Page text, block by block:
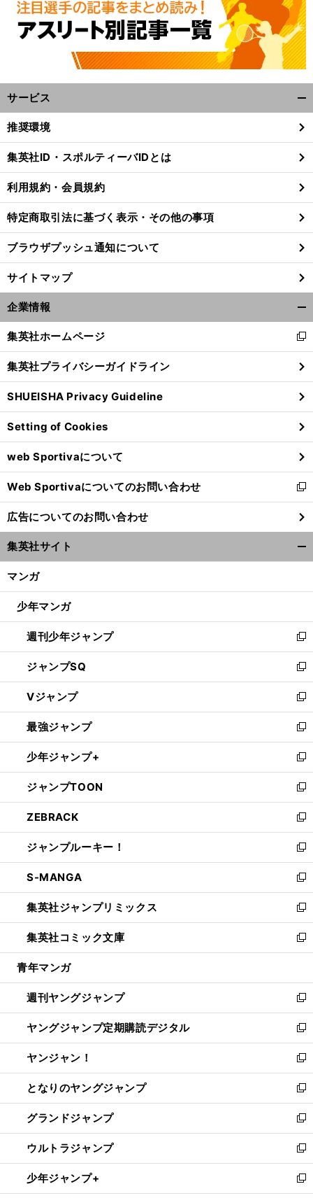
サービス
閉
る
推奨環境
集英社ID・スポルティーバIDとは
利用規約・会員規約
特定商取引法に基づく表示・その他の事項
ブラウザプッシュ通知について
サイトマップ
企業情報
閉
る
集英社ホームページ
新
し
い
ウ
ィ
ン
ド
ウ
で
開
く
集英社プライバシーガイドライン
SHUEISHA Privacy Guideline
Setting of Cookies
web Sportivaについて
Web Sportivaについてのお問い合わせ
新
し
い
ウ
ィ
ン
ウ
開
く
広告についてのお問い合わせ
集英社サイト
マンガ
少年マンガ
週刊少年ジャンプ
新
し
い
ウ
ィ
ン
ド
ウ
で
開
く
ジャンプSQ
新
し
い
ウ
ィ
ン
ド
ウ
で
開
く
Vジャンプ
新
し
い
ウ
ィ
ン
ド
ウ
で
開
く
最強ジャンプ
新
し
い
ウ
ィ
ン
ド
ウ
で
開
く
少年ジャンプ+
新
し
い
ウ
ィ
ン
ド
ウ
で
開
く
ジャンプTOON
新
し
い
ウ
ィ
ン
ド
ウ
で
開
く
ZEBRACK
新
し
い
ウ
ィ
ン
ド
ウ
で
開
ジャンプルーキー！
新
し
い
ウ
ィ
ン
ド
ウ
開
く
S-MANGA
新
し
い
ウ
ィ
ン
ウ
で
開
く
集英社ジャンプリミックス
新
し
い
ウ
ン
ド
ウ
で
開
く
集英社コミック文庫
新
し
ウ
ィ
ン
ド
ウ
で
開
く
青年マンガ
週刊ヤングジャンプ
新
し
い
ウ
ィ
ン
ド
ウ
で
開
く
ヤングジャンプ定期購読デジタル
新
し
い
ウ
ィ
ン
ド
ウ
で
開
く
ヤンジャン！
新
し
い
ウ
ィ
ン
ド
ウ
で
開
となりのヤングジャンプ
新
し
い
ウ
ィ
ン
ド
ウ
グランドジャンプ
新
し
い
ウ
ィ
ン
ウルトラジャンプ
新
し
い
ウ
少年ジャンプ+
新